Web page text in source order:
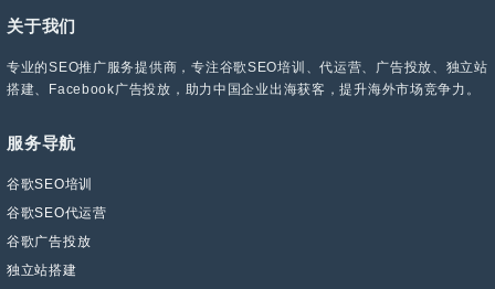
关于我们
专业的SEO推广服务提供商，专注谷歌SEO培训、代运营、广告投放、独立站
搭建、Facebook广告投放，助力中国企业出海获客，提升海外市场竞争力。
服务导航
谷歌SEO培训
谷歌SEO代运营
谷歌广告投放
独立站搭建